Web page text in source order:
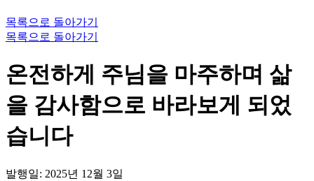
목록으로 돌아가기
목록으로 돌아가기
온전하게 주님을 마주하며 삶
을 감사함으로 바라보게 되었
습니다
발행일: 2025년 12월 3일